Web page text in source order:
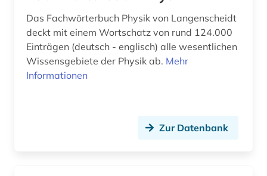
labor (1)
landwirtschaft (1)
lehrbuch (3)
Das Fachwörterbuch Physik von Langenscheidt
deckt mit einem Wortschatz von rund 124.000
Einträgen (deutsch - englisch) alle wesentlichen
Wissensgebiete der Physik ab. Mehr
Informationen
Zur Datenbank